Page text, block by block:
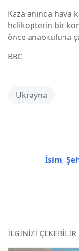
Kaza anında hava
helikopterin bir
önce anaokuluna
BBC
Ukrayna
İsim,
İLGINIZI ÇEKEBILIR